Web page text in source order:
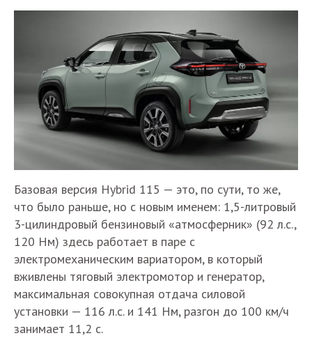
Базовая версия Hybrid 115 — это, по сути, то же,
что было раньше, но с новым именем: 1,5-литровый
3-цилиндровый бензиновый «атмосферник» (92 л.с.,
120 Нм) здесь работает в паре с
электромеханическим вариатором, в который
вживлены тяговый электромотор и генератор,
максимальная совокупная отдача силовой
установки — 116 л.с. и 141 Нм, разгон до 100 км/ч
занимает 11,2 с.